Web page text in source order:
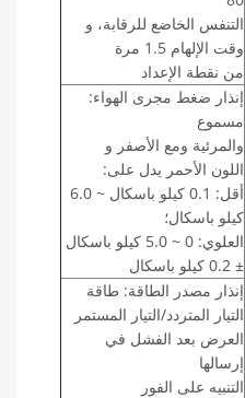
التنفس الخاضع للرقابة، و
وقت الإلهام 1.5 مرة
من نقطة الإعداد
إنذار ضغط مجرى الهواء:
مسموع
والمرئية ومع الأصفر و
اللون الأحمر يدل على:
أقل: 0.1 كيلو باسكال ~ 6.0
كيلو باسكال؛
العلوي: 0 ~ 5.0 كيلو باسكال
± 0.2 كيلو باسكال
إنذار مصدر الطاقة: طاقة
التيار المتردد/التيار المستمر
العرض بعد الفشل في
إرسالها
التنبيه على الفور